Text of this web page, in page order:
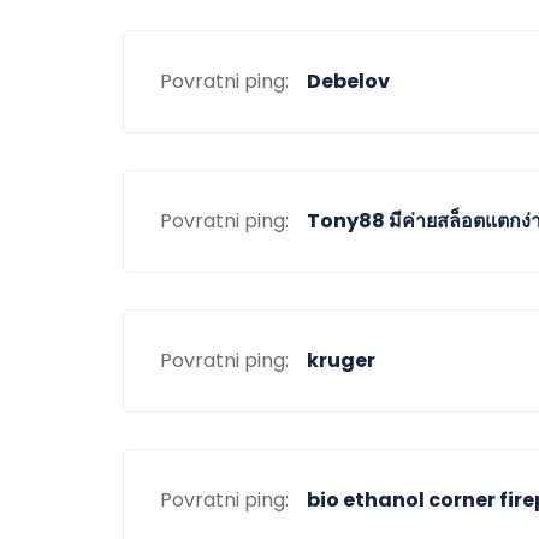
Povratni ping: Debelov
Povratni ping: Tony88 มีค่ายสล็อตแตกง่
Povratni ping: kruger
Povratni ping: bio ethanol corner